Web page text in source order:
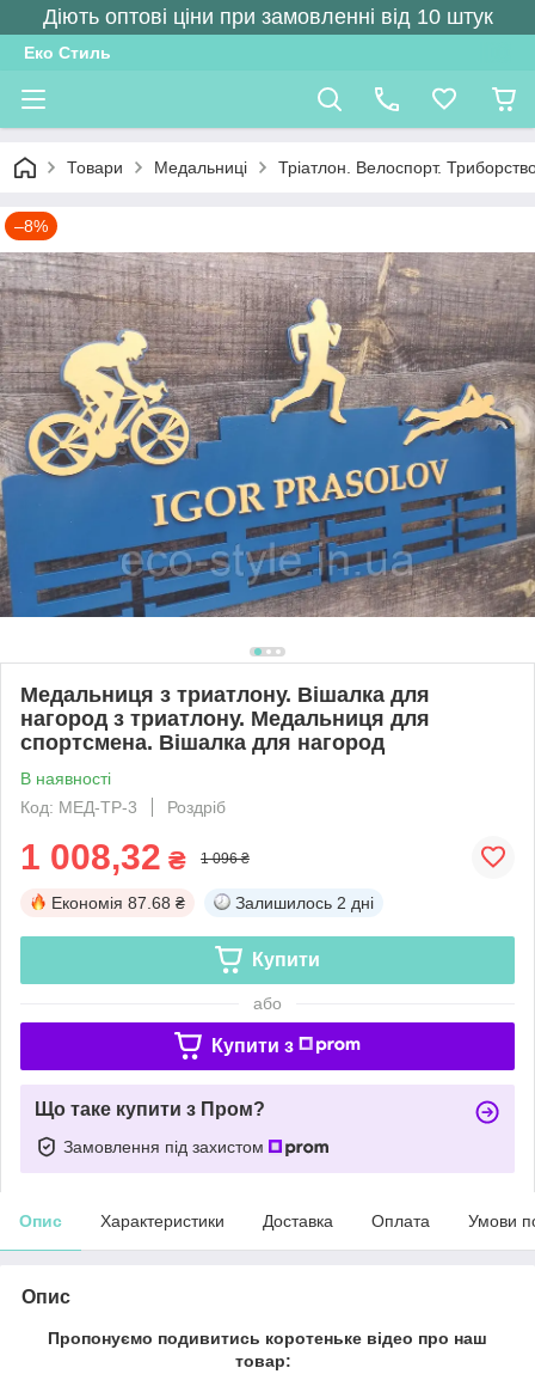
Діють оптові ціни при замовленні від 10 штук
Еко Стиль
Товари Медальниці Тріатлон. Велоспорт.
–8%
Медальниця з триатлону. Вішалка для
нагород з триатлону. Медальниця для
спортсмена. Вішалка для нагород
В наявності
Код: МЕД-ТР-3
Роздріб
1 008,32 ₴ 1 096 ₴
Економія 87.68 ₴ Залишилось 2 дні
Купити
або
Купити з
Що таке купити з Пром?
Замовлення під захистом
Опис Характеристики Доставка Оплата Умови
Опис
Пропонуємо подивитись коротеньке відео про наш
товар: